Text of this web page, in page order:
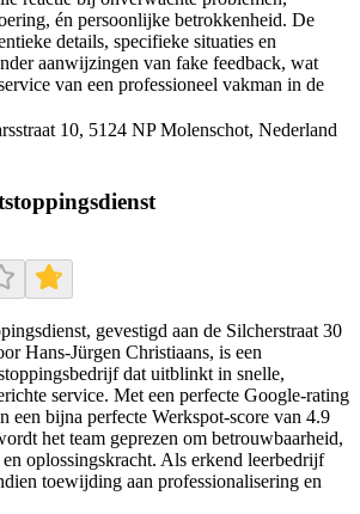
én persoonlijke betrokkenheid. De
details, specifieke situaties en
aanwijzingen van fake feedback, wat
van een professioneel vakman in de
10, 5124 NP Molenschot, Nederland
gevestigd aan de Silcherstraat 30
Hans‑Jürgen Christiaans, is een
dat uitblinkt in snelle,
service. Met een perfecte Google‑rating
een bijna perfecte Werkspot‑score van 4.9
het team geprezen om betrouwbaarheid,
oplossingskracht. Als erkend leerbedrijf
toewijding aan professionalisering en